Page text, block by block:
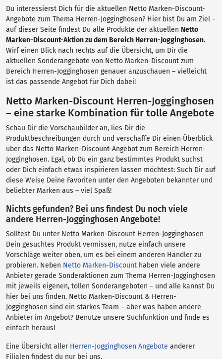
Du interessierst Dich für die aktuellen Netto Marken-Discount-
Angebote zum Thema Herren-Jogginghosen? Hier bist Du am Ziel -
auf dieser Seite findest Du alle Produkte der aktuellen Netto
Marken-Discount-Aktion zu dem Bereich Herren-Jogginghosen.
Wirf einen Blick nach rechts auf die Übersicht, um Dir die
aktuellen Sonderangebote von Netto Marken-Discount zum
Bereich Herren-Jogginghosen genauer anzuschauen – vielleicht
ist das passende Angebot für Dich dabei!
Netto Marken-Discount Herren-Jogginghosen
– eine starke Kombination für tolle Angebote
Schau Dir die Vorschaubilder an, lies Dir die
Produktbeschreibungen durch und verschaffe Dir einen Überblick
über das Netto Marken-Discount-Angebot zum Bereich Herren-
Jogginghosen. Egal, ob Du ein ganz bestimmtes Produkt suchst
oder Dich einfach etwas inspirieren lassen möchtest: Such Dir auf
diese Weise Deine Favoriten unter den Angeboten bekannter und
beliebter Marken aus – viel Spaß!
Nichts gefunden? Bei uns findest Du noch viele
andere Herren-Jogginghosen Angebote!
Solltest Du unter Netto Marken-Discount Herren-Jogginghosen
Dein gesuchtes Produkt vermissen, nutze einfach unsere
Vorschläge weiter oben, um es bei einem anderen Händler zu
probieren. Neben Netto Marken-Discount haben viele andere
Anbieter gerade Sonderaktionen zum Thema Herren-Jogginghosen
mit jeweils eigenen, tollen Sonderangeboten – und alle kannst Du
hier bei uns finden. Netto Marken-Discount & Herren-
Jogginghosen sind ein starkes Team – aber was haben andere
Anbieter im Angebot? Benutze unsere Suchfunktion und finde es
einfach heraus!
Eine Übersicht aller Herren-Jogginghosen Angebote anderer
Filialen findest du nur bei uns.